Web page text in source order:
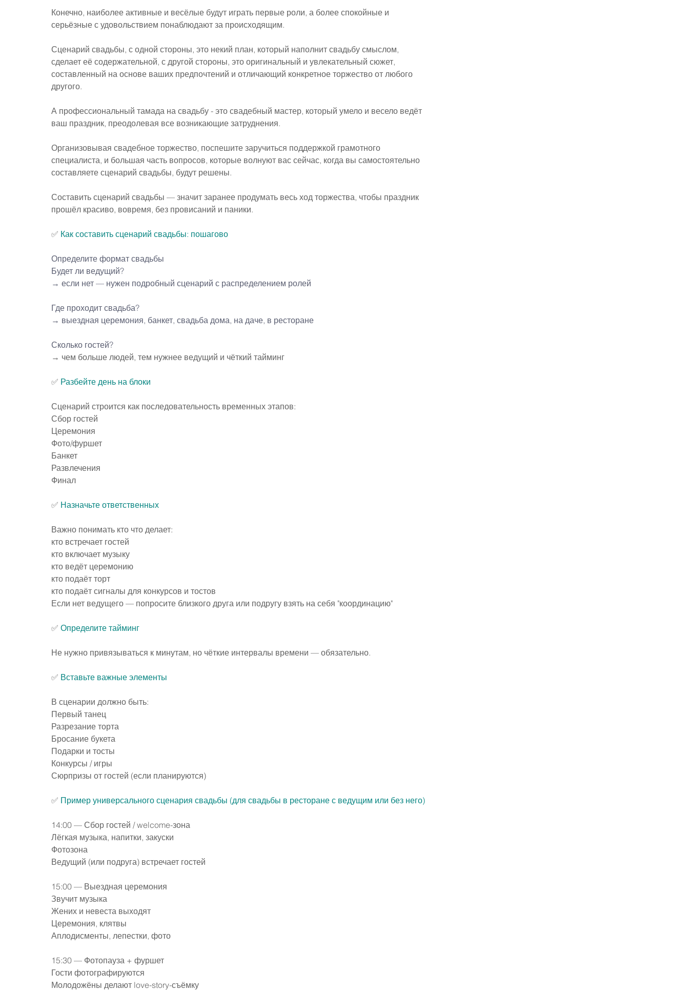
Конечно, наиболее активные и весёлые будут играть первые роли, а более спокойные и
серьёзные с удовольствием понаблюдают за происходящим.
Сценарий свадьбы, с одной стороны, это некий план, который наполнит свадьбу смыслом,
сделает её содержательной, с другой стороны, это оригинальный и увлекательный сюжет,
составленный на основе ваших предпочтений и отличающий конкретное торжество от любого
другого.
А профессиональный тамада на свадьбу - это свадебный мастер, который умело и весело ведёт
ваш праздник, преодолевая все возникающие затруднения.
Организовывая свадебное торжество, поспешите заручиться поддержкой грамотного
специалиста, и большая часть вопросов, которые волнуют вас сейчас, когда вы самостоятельно
составляете сценарий свадьбы, будут решены.
Составить сценарий свадьбы — значит заранее продумать весь ход торжества, чтобы праздник
прошёл красиво, вовремя, без провисаний и паники.
✅ Как составить сценарий свадьбы: пошагово
Определите формат свадьбы
Будет ли ведущий?
→ если нет — нужен подробный сценарий с распределением ролей
Где проходит свадьба?
→ выездная церемония, банкет, свадьба дома, на даче, в ресторане
Сколько гостей?
→ чем больше людей, тем нужнее ведущий и чёткий тайминг
✅ Разбейте день на блоки
Сценарий строится как последовательность временных этапов:
Сбор гостей
Церемония
Фото/фуршет
Банкет
Развлечения
Финал
✅ Назначьте ответственных
Важно понимать кто что делает:
кто встречает гостей
кто включает музыку
кто ведёт церемонию
кто подаёт торт
кто подаёт сигналы для конкурсов и тостов
Если нет ведущего — попросите близкого друга или подругу взять на себя "координацию"
✅ Определите тайминг
Не нужно привязываться к минутам, но чёткие интервалы времени — обязательно.
✅ Вставьте важные элементы
В сценарии должно быть:
Первый танец
Разрезание торта
Бросание букета
Подарки и тосты
Конкурсы / игры
Сюрпризы от гостей (если планируются)
✅ Пример универсального сценария свадьбы (для свадьбы в ресторане с ведущим или без него)
14:00 — Сбор гостей / welcome-зона
Лёгкая музыка, напитки, закуски
Фотозона
Ведущий (или подруга) встречает гостей
15:00 — Выездная церемония
Звучит музыка
Жених и невеста выходят
Церемония, клятвы
Аплодисменты, лепестки, фото
15:30 — Фотопауза + фуршет
Гости фотографируются
Молодожёны делают love-story-съёмку